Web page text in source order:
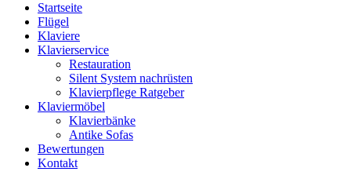
Startseite
Flügel
Klaviere
Klavierservice
Restauration
Silent System nachrüsten
Klavierpflege Ratgeber
Klaviermöbel
Klavierbänke
Antike Sofas
Bewertungen
Kontakt